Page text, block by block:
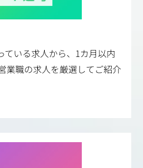
ている求人から、1カ月以内
業職の求人を厳選してご紹介